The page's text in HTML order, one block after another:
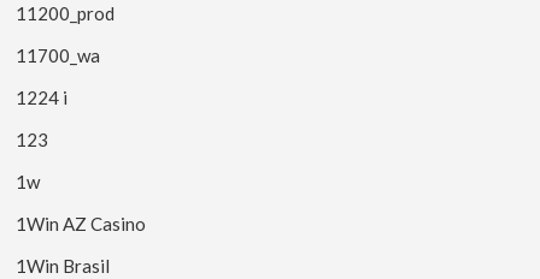
11200_prod
11700_wa
1224 i
123
1w
1Win AZ Casino
1Win Brasil